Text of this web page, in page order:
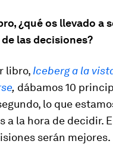
¿qué os llevado a
las decisiones?
libro, Iceberg a la
, dábamos 10
lo que
a la hora de decidir.
serán mejores.